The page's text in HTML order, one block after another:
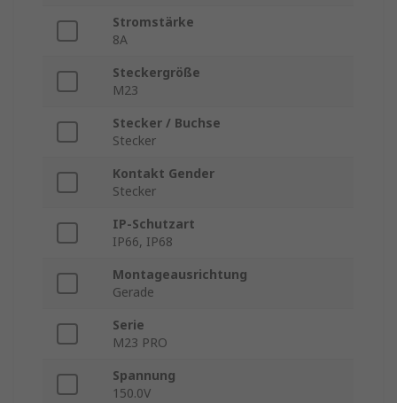
Stromstärke
8A
Steckergröße
M23
Stecker / Buchse
Stecker
Kontakt Gender
Stecker
IP-Schutzart
IP66, IP68
Montageausrichtung
Gerade
Serie
M23 PRO
Spannung
150.0V